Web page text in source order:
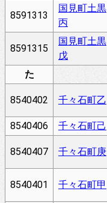
8591313
国見町土黒
丙
8591315
国見町土黒
戊
た
8540402 千々石町乙
8540406
千々石町己
8540407 千々石町庚
8540401 千々石町甲